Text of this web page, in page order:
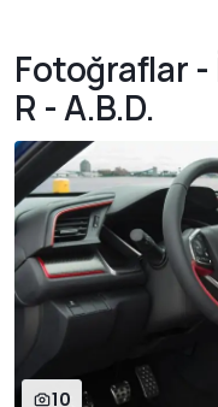
Fotoğraflar -
R - A.B.D.
10